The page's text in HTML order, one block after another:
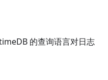
的查询语言对日志